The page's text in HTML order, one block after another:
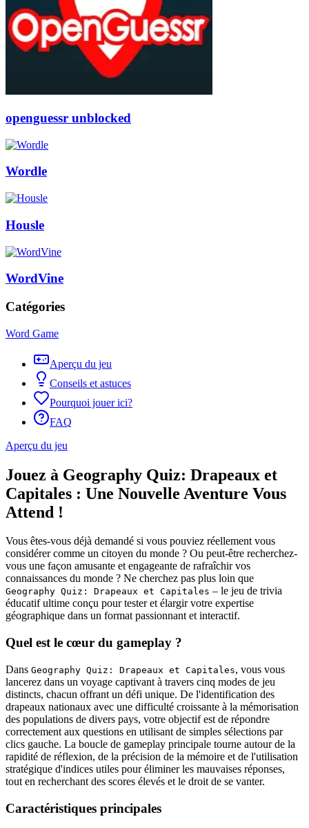
openguessr unblocked
Wordle
Housle
WordVine
Catégories
Word Game
Aperçu du jeu
Conseils et astuces
Pourquoi jouer ici?
FAQ
Aperçu du jeu
Jouez à Geography Quiz: Drapeaux et
Capitales : Une Nouvelle Aventure Vous
Attend !
Vous êtes-vous déjà demandé si vous pouviez réellement vous
considérer comme un citoyen du monde ? Ou peut-être recherchez-
vous une façon amusante et engageante de rafraîchir vos
connaissances du monde ? Ne cherchez pas plus loin que
Geography Quiz: Drapeaux et Capitales – le jeu de trivia
éducatif ultime conçu pour tester et élargir votre expertise
géographique dans un format passionnant et interactif.
Quel est le cœur du gameplay ?
Dans Geography Quiz: Drapeaux et Capitales, vous vous
lancerez dans un voyage captivant à travers cinq modes de jeu
distincts, chacun offrant un défi unique. De l'identification des
drapeaux nationaux avec une difficulté croissante à la mémorisation
des populations de divers pays, votre objectif est de répondre
correctement aux questions en utilisant de simples sélections par
clics gauche. La boucle de gameplay principale tourne autour de la
rapidité de réflexion, de la précision de la mémoire et de l'utilisation
stratégique d'indices utiles pour éliminer les mauvaises réponses,
tout en recherchant des scores élevés et le droit de se vanter.
Caractéristiques principales